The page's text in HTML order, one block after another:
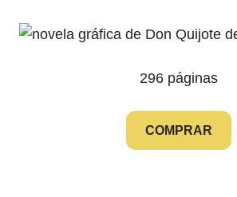
296 páginas
COMPRAR